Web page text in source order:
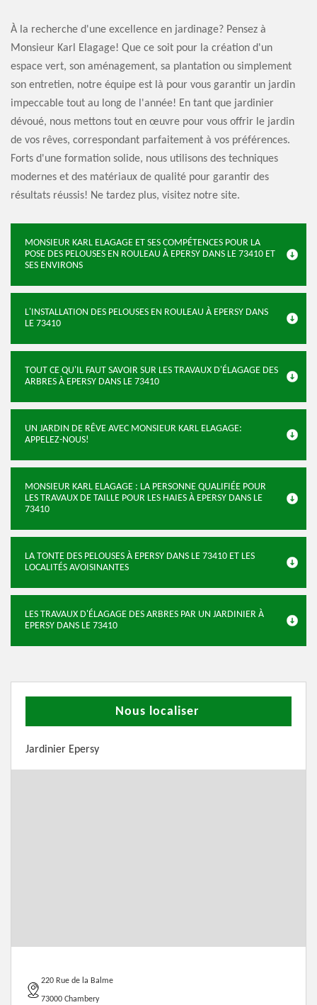
À la recherche d'une excellence en jardinage? Pensez à
Monsieur Karl Elagage! Que ce soit pour la création d'un
espace vert, son aménagement, sa plantation ou simplement
son entretien, notre équipe est là pour vous garantir un jardin
impeccable tout au long de l'année! En tant que jardinier
dévoué, nous mettons tout en œuvre pour vous offrir le jardin
de vos rêves, correspondant parfaitement à vos préférences.
Forts d'une formation solide, nous utilisons des techniques
modernes et des matériaux de qualité pour garantir des
résultats réussis! Ne tardez plus, visitez notre site.
MONSIEUR KARL ELAGAGE ET SES COMPÉTENCES POUR LA
POSE DES PELOUSES EN ROULEAU À EPERSY DANS LE 73410 ET
SES ENVIRONS
L'INSTALLATION DES PELOUSES EN ROULEAU À EPERSY DANS
LE 73410
TOUT CE QU'IL FAUT SAVOIR SUR LES TRAVAUX D'ÉLAGAGE DES
ARBRES À EPERSY DANS LE 73410
UN JARDIN DE RÊVE AVEC MONSIEUR KARL ELAGAGE:
APPELEZ-NOUS!
MONSIEUR KARL ELAGAGE : LA PERSONNE QUALIFIÉE POUR
LES TRAVAUX DE TAILLE POUR LES HAIES À EPERSY DANS LE
73410
LA TONTE DES PELOUSES À EPERSY DANS LE 73410 ET LES
LOCALITÉS AVOISINANTES
LES TRAVAUX D'ÉLAGAGE DES ARBRES PAR UN JARDINIER À
EPERSY DANS LE 73410
Nous localiser
Jardinier Epersy
220 Rue de la Balme
73000 Chambery